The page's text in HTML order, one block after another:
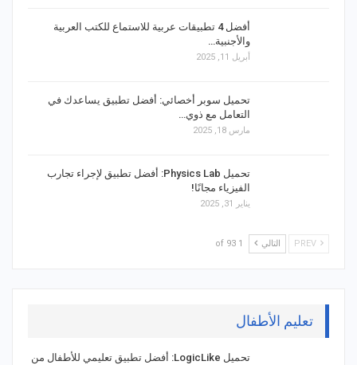
أفضل 4 تطبيقات عربية للاستماع للكتب العربية
والأجنبية…
أبريل 11, 2025
تحميل سوبر أخصائي: أفضل تطبيق يساعدك في
التعامل مع ذوي…
مارس 18, 2025
تحميل Physics Lab: أفضل تطبيق لإجراء تجارب
الفيزياء مجانًا!
يناير 31, 2025
التالي 1 of 93
تعليم الأطفال
تحميل LogicLike: أفضل تطبيق تعليمي للأطفال من